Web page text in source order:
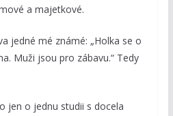
a majetkové.
jedné mé známé: „Holka se o
Muži jsou pro zábavu.“ Tedy
jen o jednu studii s docela